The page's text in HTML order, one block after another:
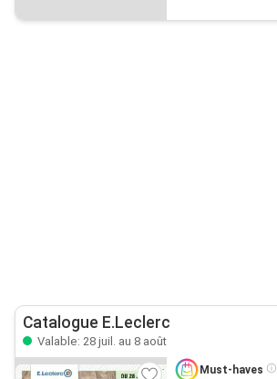
Catalogue E.Leclerc
Valable: 28 juil. au 8 août
Must-haves